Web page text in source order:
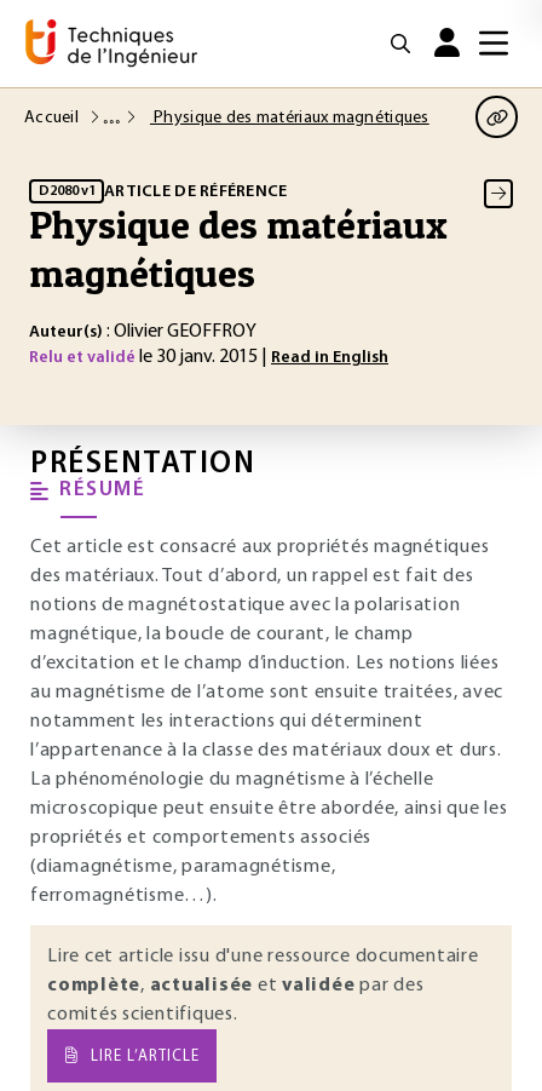
Accueil Physique des matériaux magnétiques
D2080 v1 ARTICLE DE RÉFÉRENCE
Physique des matériaux
magnétiques
Auteur(s) : Olivier GEOFFROY
Relu et validé le 30 janv. 2015 | Read in English
PRÉSENTATION
RÉSUMÉ
Cet article est consacré aux propriétés magnétiques
des matériaux. Tout d’abord, un rappel est fait des
notions de magnétostatique avec la polarisation
magnétique, la boucle de courant, le champ
d’excitation et le champ d’induction. Les notions liées
au magnétisme de l’atome sont ensuite traitées, avec
notamment les interactions qui déterminent
l’appartenance à la classe des matériaux doux et durs.
La phénoménologie du magnétisme à l’échelle
microscopique peut ensuite être abordée, ainsi que les
propriétés et comportements associés
(diamagnétisme, paramagnétisme,
ferromagnétisme…).
Lire cet article issu d'une ressource documentaire
complète, actualisée et validée par des
comités scientifiques.
LIRE L’ARTICLE